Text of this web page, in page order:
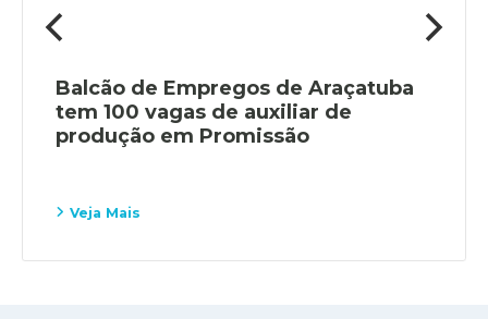
Balcão de Empregos de Araçatuba
tem 100 vagas de auxiliar de
produção em Promissão
Veja Mais